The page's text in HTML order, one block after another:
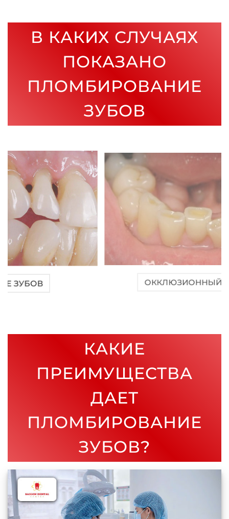
В КАКИХ СЛУЧАЯХ
ПОКАЗАНО
ПЛОМБИРОВАНИЕ
ЗУБОВ
ОККЛЮЗИОННЫЙ ИЗНОС
КАКИЕ
ПРЕИМУЩЕСТВА
ДАЕТ
ПЛОМБИРОВАНИЕ
ЗУБОВ?